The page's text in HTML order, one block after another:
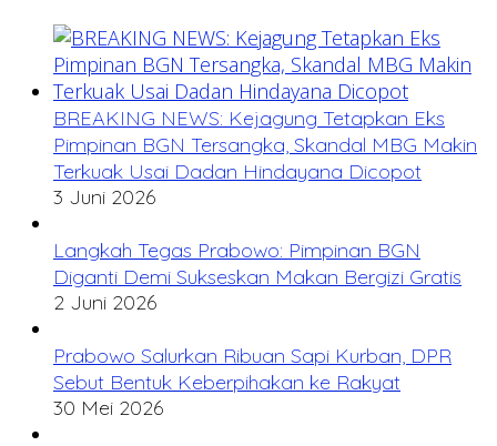
BREAKING NEWS: Kejagung Tetapkan Eks
Pimpinan BGN Tersangka, Skandal MBG Makin
Terkuak Usai Dadan Hindayana Dicopot
3 Juni 2026
Langkah Tegas Prabowo: Pimpinan BGN
Diganti Demi Sukseskan Makan Bergizi Gratis
2 Juni 2026
Prabowo Salurkan Ribuan Sapi Kurban, DPR
Sebut Bentuk Keberpihakan ke Rakyat
30 Mei 2026